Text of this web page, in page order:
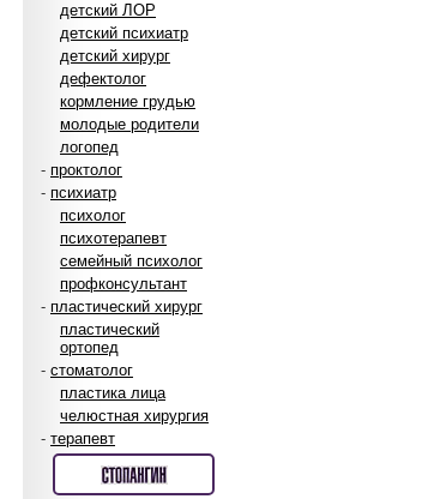
детский ЛОР
детский психиатр
детский хирург
дефектолог
кормление грудью
молодые родители
логопед
- проктолог
- психиатр
психолог
психотерапевт
семейный психолог
профконсультант
- пластический хирург
пластический
ортопед
- стоматолог
пластика лица
челюстная хирургия
- терапевт